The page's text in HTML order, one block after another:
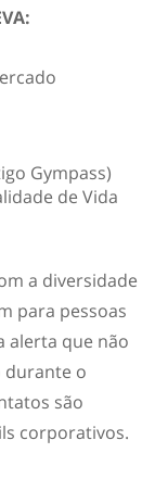
Gympass)
de Vida
a diversidade
para pessoas
alerta que não
durante o
são
corporativos.